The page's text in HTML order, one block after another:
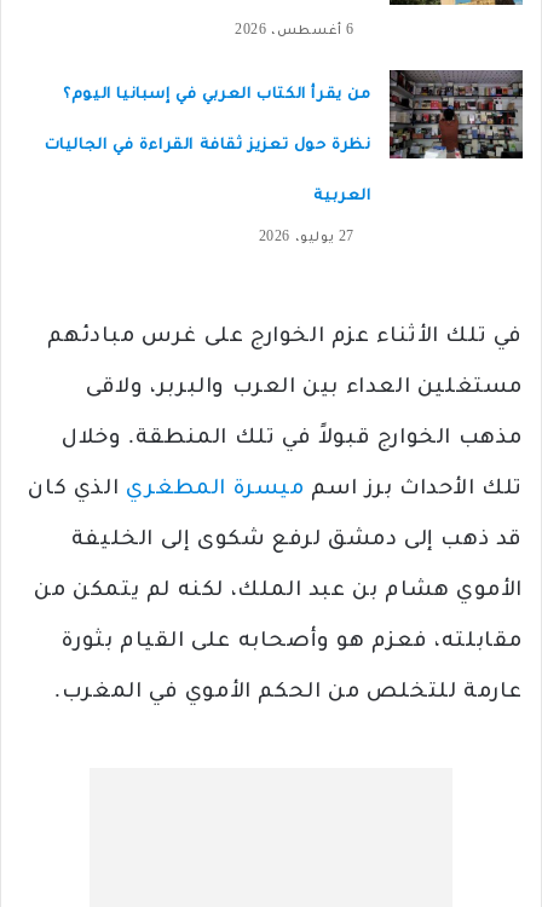
6 أغسطس، 2026
من يقرأ الكتاب العربي في إسبانيا اليوم؟
نظرة حول تعزيز ثقافة القراءة في الجاليات
العربية
27 يوليو، 2026
في تلك الأثناء عزم الخوارج على غرس مبادئهم
مستغلين العداء بين العرب والبربر، ولاقى
مذهب الخوارج قبولاً في تلك المنطقة. وخلال
تلك الأحداث برز اسم ميسرة المطغري الذي كان
قد ذهب إلى دمشق لرفع شكوى إلى الخليفة
الأموي هشام بن عبد الملك، لكنه لم يتمكن من
مقابلته، فعزم هو وأصحابه على القيام بثورة
عارمة للتخلص من الحكم الأموي في المغرب.